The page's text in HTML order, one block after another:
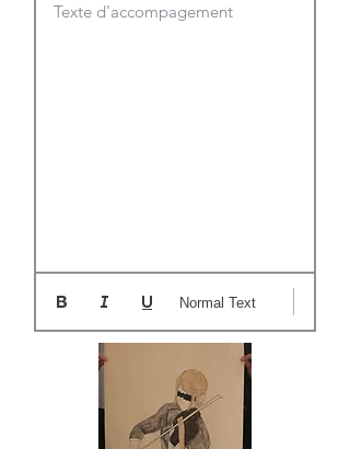
Texte d'accompagement
Normal Text